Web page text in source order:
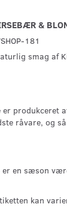
&
181
smag af
er produkceret
råvare, og
er en sæson
kan